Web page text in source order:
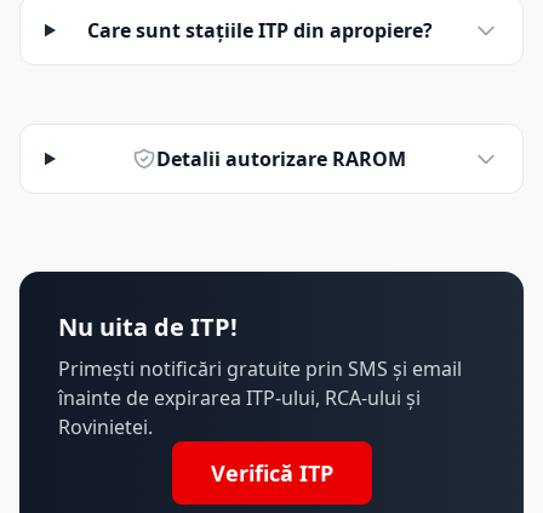
Care sunt stațiile ITP din apropiere?
Detalii autorizare RAROM
Nu uita de ITP!
Primești notificări gratuite prin SMS și email
înainte de expirarea ITP-ului, RCA-ului și
Rovinietei.
Verifică ITP